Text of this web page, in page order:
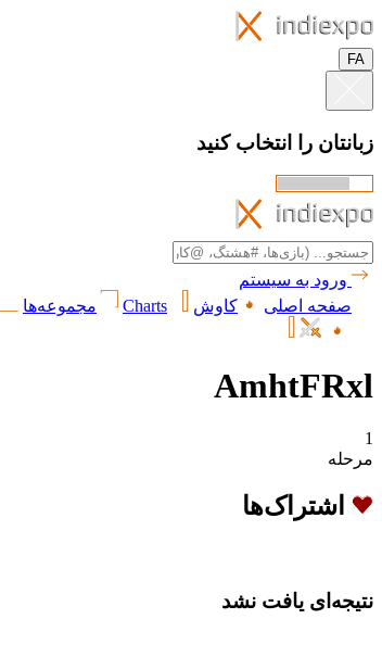
FA
زبانتان را انتخاب کنید
ورود به سیستم
صفحه اصلی
کاوش Charts مجموعه‌ها
AmhtFRxl
1
مرحله
اشتراک‌ها
نتیجه‌ای یافت نشد